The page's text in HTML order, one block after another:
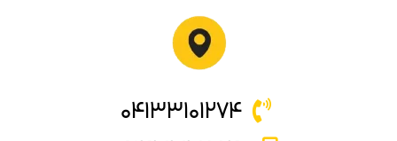
۰۴۱۳۳۱۰۱۲۷۴